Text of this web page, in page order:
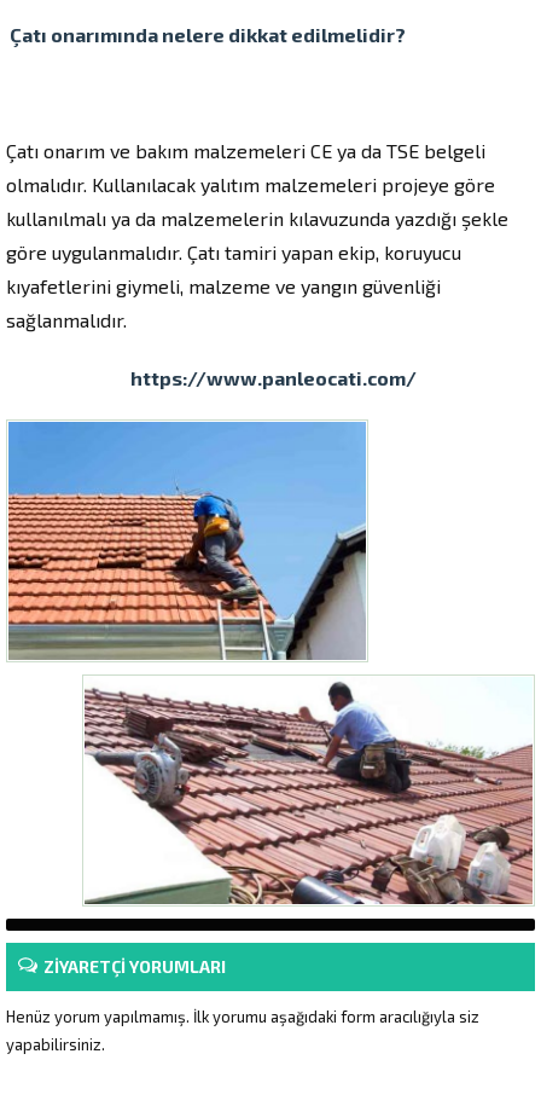
Çatı onarımında nelere dikkat edilmelidir?
Çatı onarım ve bakım malzemeleri CE ya da TSE belgeli
olmalıdır. Kullanılacak yalıtım malzemeleri projeye göre
kullanılmalı ya da malzemelerin kılavuzunda yazdığı şekle
göre uygulanmalıdır. Çatı tamiri yapan ekip, koruyucu
kıyafetlerini giymeli, malzeme ve yangın güvenliği
sağlanmalıdır.
https://www.panleocati.com/
ZİYARETÇİ YORUMLARI
Henüz yorum yapılmamış. İlk yorumu aşağıdaki form aracılığıyla siz
yapabilirsiniz.